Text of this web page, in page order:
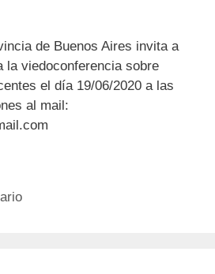
de Buenos Aires invita a
la viedoconferencia sobre
el día 19/06/2020 a las
al mail: